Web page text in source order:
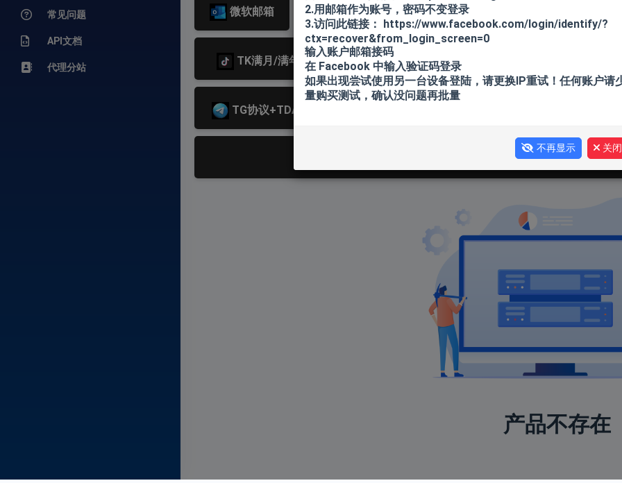
常见问题
API文档
代理分站
微软邮箱 TK老白号 飞机API 1-30天
TK满月/满年千粉 APPLE ID/IC
TG协议+TDATA+API/半年+
FB非洲
产品不存在
2.用邮箱作为账号，密码不变登录
3.访问此链接： https://www.facebook.com/login/identify/?
ctx=recover&from_login_screen=0
输入账户邮箱接码
在 Facebook 中输入验证码登录
如果出现尝试使用另一台设备登陆，请更换IP重试！任何账户请
量购买测试，确认没问题再批量
不再显示 关闭